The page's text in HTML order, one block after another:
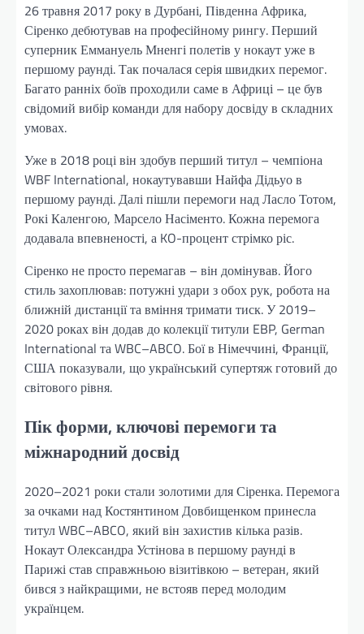
26 травня 2017 року в Дурбані, Південна Африка,
Сіренко дебютував на професійному рингу. Перший
суперник Еммануель Мненгі полетів у нокаут уже в
першому раунді. Так почалася серія швидких перемог.
Багато ранніх боїв проходили саме в Африці – це був
свідомий вибір команди для набору досвіду в складних
умовах.
Уже в 2018 році він здобув перший титул – чемпіона
WBF International, нокаутувавши Найфа Дідьуо в
першому раунді. Далі пішли перемоги над Ласло Тотом,
Рокі Каленгою, Марсело Насіменто. Кожна перемога
додавала впевненості, а KO-процент стрімко ріс.
Сіренко не просто перемагав – він домінував. Його
стиль захоплював: потужні удари з обох рук, робота на
ближній дистанції та вміння тримати тиск. У 2019–
2020 роках він додав до колекції титули EBP, German
International та WBC–ABCO. Бої в Німеччині, Франції,
США показували, що український супертяж готовий до
світового рівня.
Пік форми, ключові перемоги та
міжнародний досвід
2020–2021 роки стали золотими для Сіренка. Перемога
за очками над Костянтином Довбищенком принесла
титул WBC–ABCO, який він захистив кілька разів.
Нокаут Олександра Устінова в першому раунді в
Парижі став справжньою візитівкою – ветеран, який
бився з найкращими, не встояв перед молодим
українцем.